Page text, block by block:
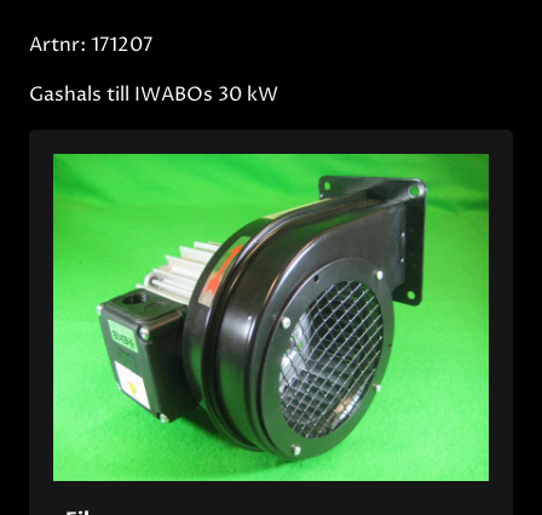
Artnr: 171207
Gashals till IWABOs 30 kW